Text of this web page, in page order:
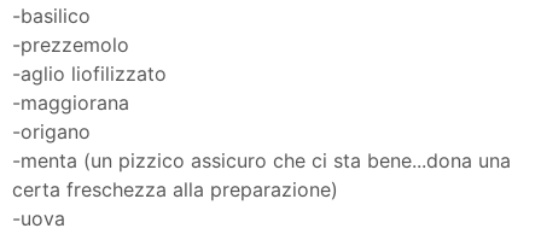
-basilico
-prezzemolo
-aglio liofilizzato
-maggiorana
-origano
-menta (un pizzico assicuro che ci sta bene...dona una
certa freschezza alla preparazione)
-uova